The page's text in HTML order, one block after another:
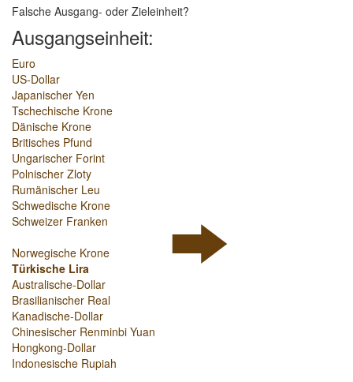
Falsche Ausgang- oder Zieleinheit?
Ausgangseinheit:
Euro
US-Dollar
Japanischer Yen
Tschechische Krone
Dänische Krone
Britisches Pfund
Ungarischer Forint
Polnischer Zloty
Rumänischer Leu
Schwedische Krone
Schweizer Franken
Norwegische Krone
Türkische Lira
Australische-Dollar
Brasilianischer Real
Kanadische-Dollar
Chinesischer Renminbi Yuan
Hongkong-Dollar
Indonesische Rupiah